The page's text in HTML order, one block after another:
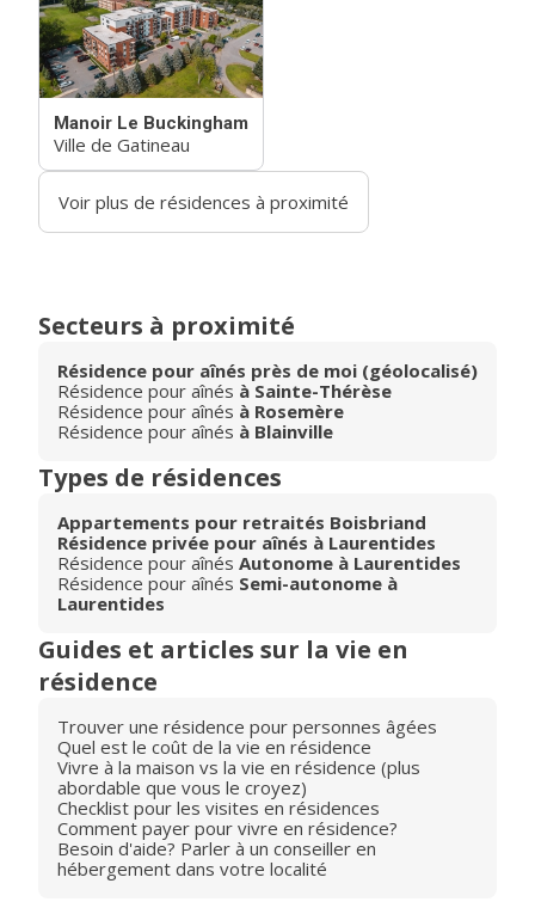
Manoir Le Buckingham
Ville de Gatineau
Voir plus de résidences à proximité
Secteurs à proximité
Résidence pour aînés près de moi (géolocalisé)
Résidence pour aînés à Sainte-Thérèse
Résidence pour aînés à Rosemère
Résidence pour aînés à Blainville
Types de résidences
Appartements pour retraités Boisbriand
Résidence privée pour aînés à Laurentides
Résidence pour aînés Autonome à Laurentides
Résidence pour aînés Semi-autonome à
Laurentides
Guides et articles sur la vie en
résidence
Trouver une résidence pour personnes âgées
Quel est le coût de la vie en résidence
Vivre à la maison vs la vie en résidence (plus
abordable que vous le croyez)
Checklist pour les visites en résidences
Comment payer pour vivre en résidence?
Besoin d'aide? Parler à un conseiller en
hébergement dans votre localité